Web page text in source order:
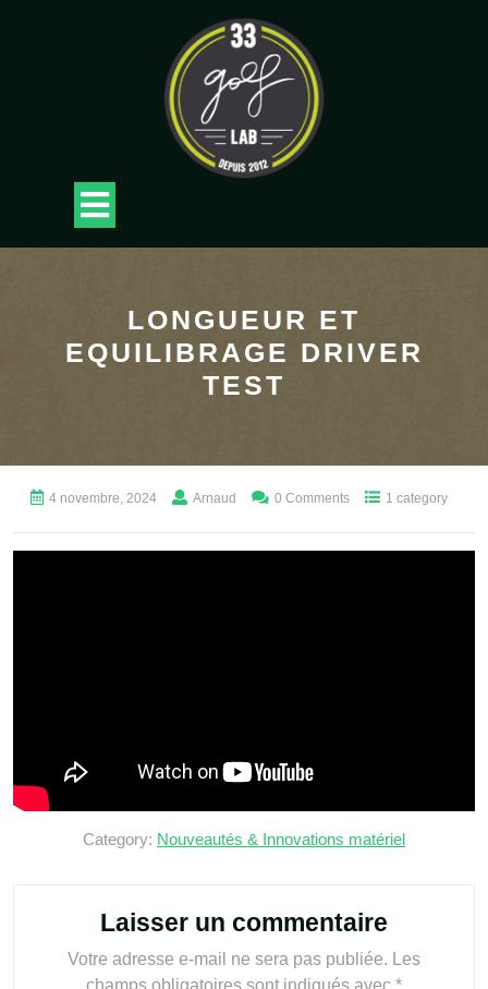
Button
LONGUEUR ET
EQUILIBRAGE DRIVER
TEST
4 novembre, 2024 Arnaud 0 Comments 1 category
Category: Nouveautés & Innovations matériel
Laisser un commentaire
Votre adresse e-mail ne sera pas publiée.
Les